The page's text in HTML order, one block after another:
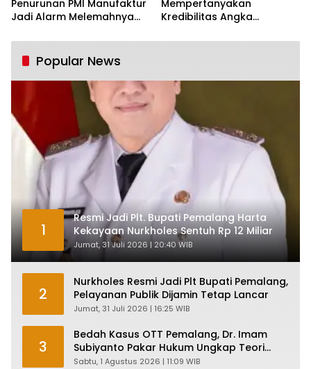
Penurunan PMI Manufaktur
Jadi Alarm Melemahnya
Mempertanyakan
Kredibilitas Angka
Tumbuh Tapi Rapuh
Popular News
1
Resmi Jadi Plt. Bupati Pemalang Harta
Kekayaan Nurkholes Sentuh Rp 12 Miliar
Jumat, 31 Juli 2026 | 20:40 WIB
2
Nurkholes Resmi Jadi Plt Bupati Pemalang,
Pelayanan Publik Dijamin Tetap Lancar
Jumat, 31 Juli 2026 | 16:25 WIB
3
Bedah Kasus OTT Pemalang, Dr. Imam
Subiyanto Pakar Hukum Ungkap Teori
Penyertaan KPK
Sabtu, 1 Agustus 2026 | 11:09 WIB